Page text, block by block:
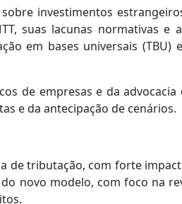
investimentos
suas lacunas normativas
em bases universais (TBU)
de empresas e da
e da antecipação de cenários.
tributação, com forte
novo modelo, com foco na